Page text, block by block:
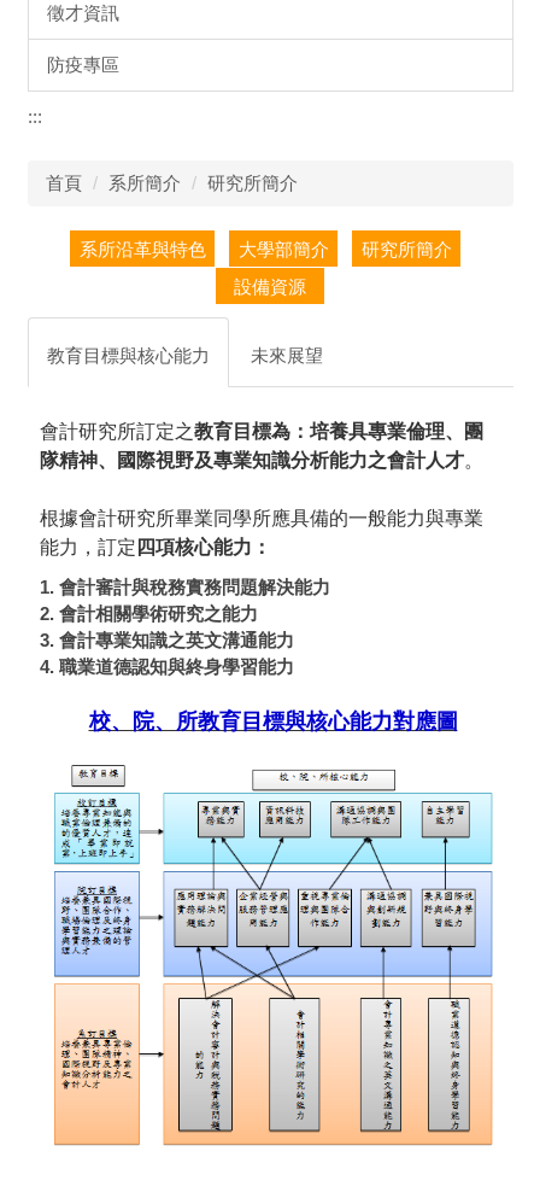
徵才資訊
防疫專區
:::
首頁 系所簡介 研究所簡介
教育目標與核心能力 未來展望
會計研究所訂定之教育目標為：培養具專業倫理、團
隊精神、國際視野及專業知識分析能力之會計人才。
根據會計研究所畢業同學所應具備的一般能力與專業
能力，訂定 四項核心能力：
1. 會計審計與稅務實務問題解決能力
2. 會計相關學術研究之能力
3. 會計專業知識之英文溝通能力
4. 職業道德認知與終身學習能力
校、院、所教育目標與核心能力對應圖